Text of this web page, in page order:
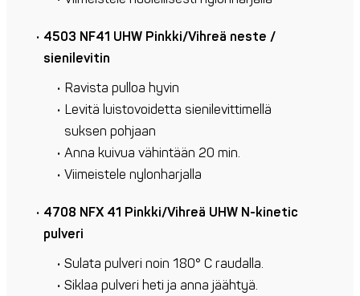
4503 NF41 UHW Pinkki/Vihreä neste /
sienilevitin
Ravista pulloa hyvin
Levitä luistovoidetta sienilevittimellä
suksen pohjaan
Anna kuivua vähintään 20 min.
Viimeistele nylonharjalla
4708 NFX 41 Pinkki/Vihreä UHW N-kinetic
pulveri
Sulata pulveri noin 180° C raudalla.
Siklaa pulveri heti ja anna jäähtyä.